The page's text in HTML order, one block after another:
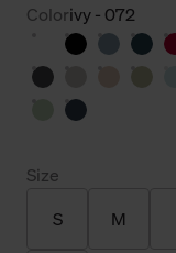
Colorivy - 072
Size
S M